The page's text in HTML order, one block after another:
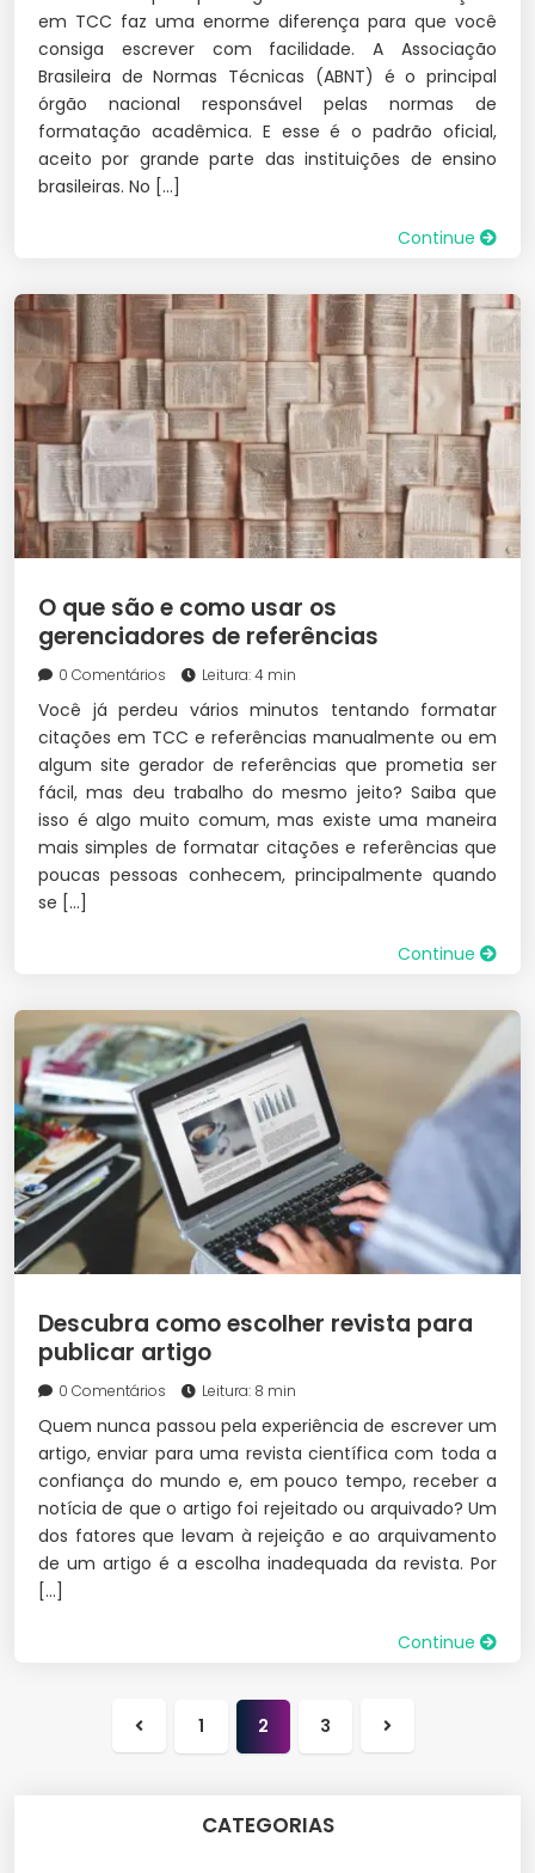
em TCC faz uma enorme diferença para que você
consiga escrever com facilidade. A Associação
Brasileira de Normas Técnicas (ABNT) é o principal
órgão nacional responsável pelas normas de
formatação acadêmica. E esse é o padrão oficial,
aceito por grande parte das instituições de ensino
brasileiras. No […]
Continue
O que são e como usar os
gerenciadores de referências
0 Comentários Leitura: 4 min
Você já perdeu vários minutos tentando formatar
citações em TCC e referências manualmente ou em
algum site gerador de referências que prometia ser
fácil, mas deu trabalho do mesmo jeito? Saiba que
isso é algo muito comum, mas existe uma maneira
mais simples de formatar citações e referências que
poucas pessoas conhecem, principalmente quando
se […]
Continue
Descubra como escolher revista para
publicar artigo
0 Comentários Leitura: 8 min
Quem nunca passou pela experiência de escrever um
artigo, enviar para uma revista científica com toda a
confiança do mundo e, em pouco tempo, receber a
notícia de que o artigo foi rejeitado ou arquivado? Um
dos fatores que levam à rejeição e ao arquivamento
de um artigo é a escolha inadequada da revista. Por
[…]
Continue
1 2 3
CATEGORIAS